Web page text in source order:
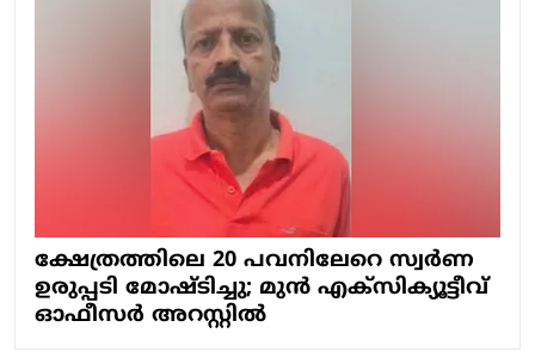
ക്ഷേത്രത്തിലെ 20 പവനിലേറെ സ്വര്‍ണ
ഉരുപ്പടി മോഷ്ടിച്ചു; മുന്‍ എക്‌സിക്യൂട്ടീവ്
ഓഫീസര്‍ അറസ്റ്റില്‍